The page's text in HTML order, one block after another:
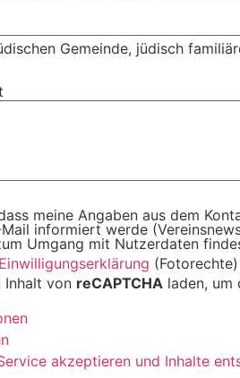
Gemeinde, jüdisch
meine Angaben aus dem
informiert werde
Umgang mit Nutzerdaten
Einwilligungserklärung
Inhalt von reCAPTCHA laden, um
akzeptieren und Inhalte